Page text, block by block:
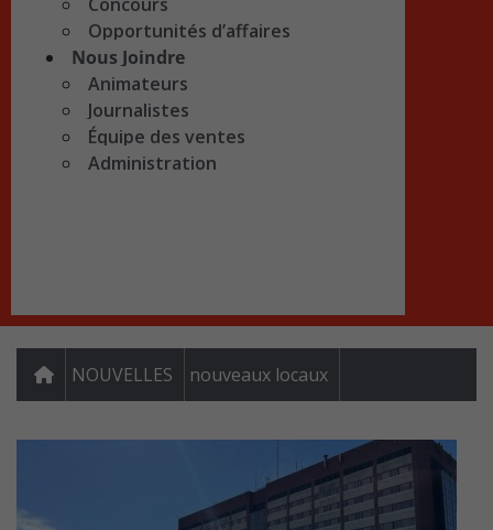
Opportunités d’affaires
Nous Joindre
Animateurs
Journalistes
Équipe des ventes
Administration
NOUVELLES nouveaux locaux